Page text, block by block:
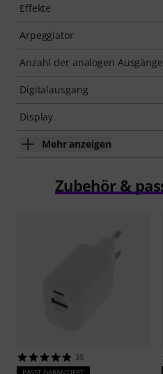
Effekte
Arpeggiator
Anzahl der analogen Ausgänge
Digitalausgang
Display
Mehr anzeigen
Zubehör &
35
PASST GARANTIERT